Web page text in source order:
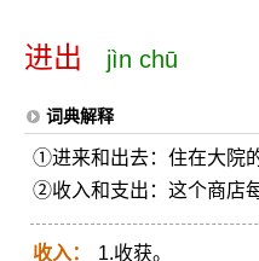
进出 jìn chū
词典解释
①进来和出去：住在大院
②收入和支出：这个商店
收入：
1.收获。